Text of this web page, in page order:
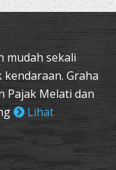
mudah sekali
Graha
Pajak Melati dan
Lihat